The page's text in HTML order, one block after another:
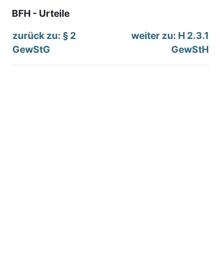
BFH - Urteile
zurück zu: § 2
GewStG
weiter zu: H 2.3.1
GewStH